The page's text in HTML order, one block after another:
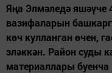
Яңа Элмәледә яшәүче
вазифаларын
көч кулланган өчен,
эләккән. Район суды
материаллары буенча